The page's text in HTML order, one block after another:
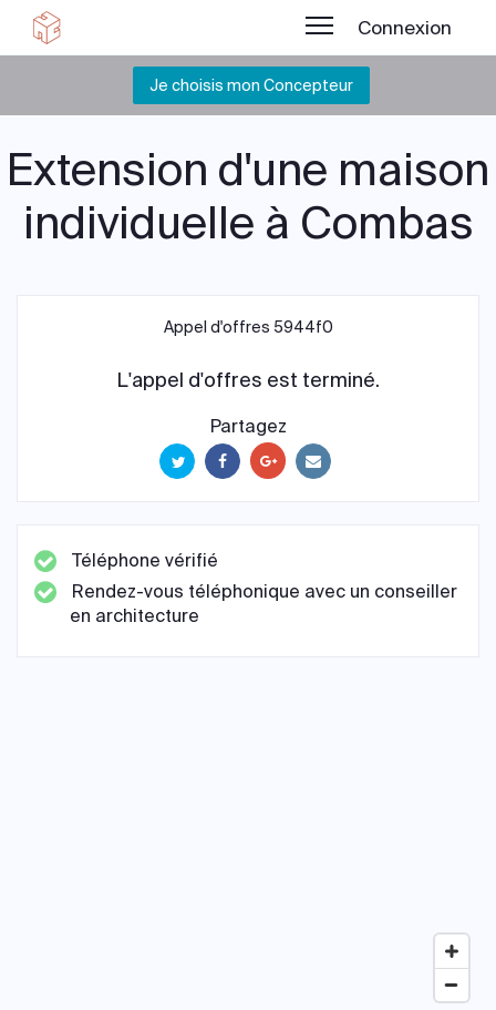
Connexion
Je choisis mon Concepteur
Extension d'une maison
individuelle à Combas
Appel d'offres 5944f0
L'appel d'offres est terminé.
Partagez
Téléphone vérifié
Rendez-vous téléphonique avec un conseiller
en architecture